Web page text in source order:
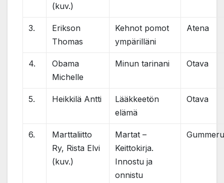
(kuv.)
3.
Erikson
Thomas
Kehnot pomot
ympärilläni
Atena
4.
Obama
Michelle
Minun tarinani Otava
5. Heikkilä Antti
Lääkkeetön
elämä
Otava
6.
Marttaliitto
Ry, Rista Elvi
(kuv.)
Martat –
Keittokirja.
Innostu ja
onnistu